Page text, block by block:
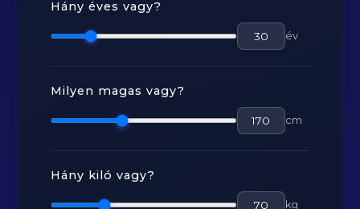
Hány éves vagy?
év
Milyen magas vagy?
cm
Hány kiló vagy?
kg